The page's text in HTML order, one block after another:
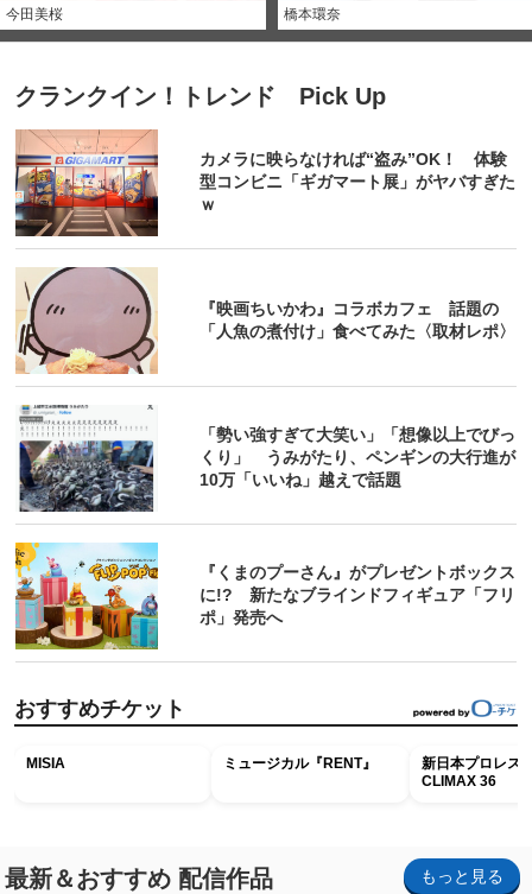
今田美桜 橋本環奈
クランクイン！トレンド Pick Up
カメラに映らなければ“盗み”OK！ 体験
型コンビニ「ギガマート展」がヤバすぎた
ｗ
『映画ちいかわ』コラボカフェ 話題の
「人魚の煮付け」食べてみた〈取材レポ〉
「勢い強すぎて大笑い」「想像以上でびっ
くり」 うみがたり、ペンギンの大行進が
10万「いいね」越えで話題
『くまのプーさん』がプレゼントボックス
に!? 新たなブラインドフィギュア「フリ
ポ」発売へ
おすすめチケット
MISIA ミュージカル『RENT』
新日本プロレス
CLIMAX 36
最新＆おすすめ 配信作品 もっと見る